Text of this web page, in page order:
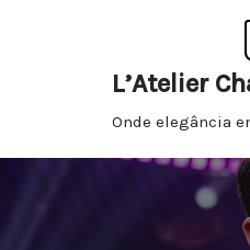
conteúdo
L’Atelier
Onde elegância